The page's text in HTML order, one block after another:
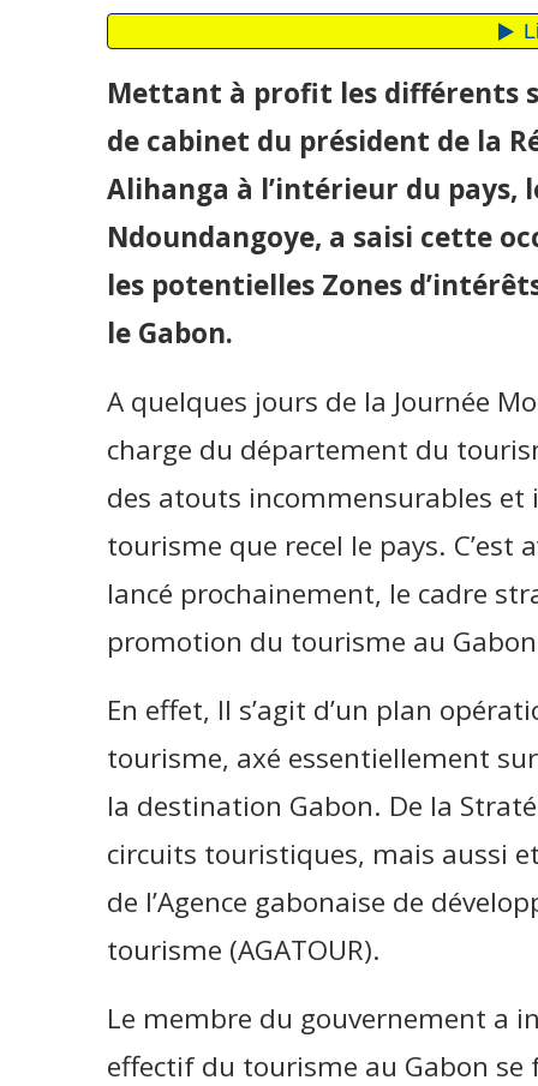
Mettant à profit les différents
de cabinet du président de la
Alihanga à l’intérieur du pays,
Ndoundangoye, a saisi cette
les potentielles Zones
le Gabon.
A quelques jours de la Journée
charge du département du
des atouts incommensurables
tourisme que recel le pays. C’est
lancé prochainement, le cadre
promotion du tourisme au
En effet, Il s’agit d’un plan
tourisme, axé essentiellement
la destination Gabon. De la
circuits touristiques, mais aussi
de l’Agence gabonaise de
tourisme (AGATOUR).
Le membre du gouvernement a
effectif du tourisme au Gabon se